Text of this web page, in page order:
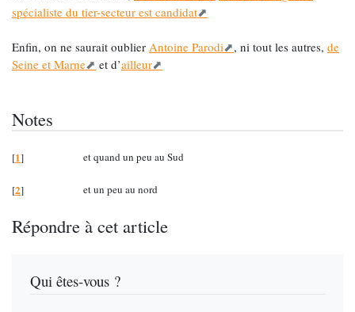
spécialiste du tier-secteur est candidat
Enfin, on ne saurait oublier Antoine Parodi , ni tout les autres, de
Seine et Marne
et d’ailleur
Notes
[1] et quand un peu au Sud
[2] et un peu au nord
Répondre à cet article
Qui êtes-vous ?